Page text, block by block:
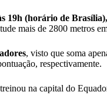
19h (horário de
mais de 2800 metros
, visto que soma
respectivamente.
na capital do